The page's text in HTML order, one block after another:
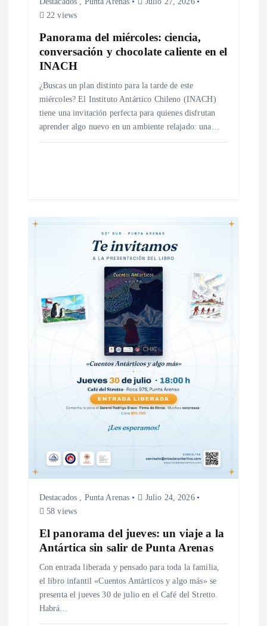
22 views
Panorama del miércoles: ciencia,
conversación y chocolate caliente en el
INACH
¿Buscas un plan distinto para la tarde de este
miércoles? El Instituto Antártico Chileno (INACH)
tiene una invitación perfecta para quienes disfrutan
aprender algo nuevo en un ambiente relajado: una…
Destacados Punta Arenas
Julio 24, 2026
58 views
El panorama del jueves: un viaje a la
Antártica sin salir de Punta Arenas
Con entrada liberada y pensado para toda la familia,
el libro infantil «Cuentos Antárticos y algo más» se
presenta el jueves 30 de julio en el Café del Stretto.
Habrá…